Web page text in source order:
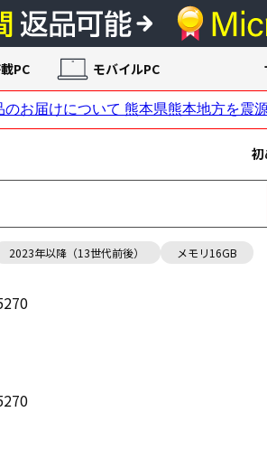
2023年以降（13世代前後） メモリ16GB
PC モバイルPC